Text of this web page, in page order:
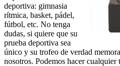
deportiva: gimnasia
rítmica, basket, pádel,
fútbol, etc. No tenga
dudas, si quiere que su
prueba deportiva sea
único y su trofeo de verdad
nosotros. Podemos hacer